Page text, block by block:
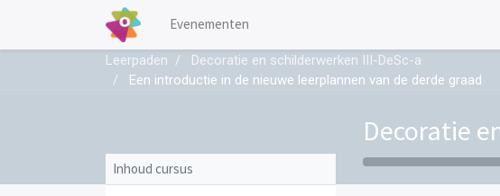
Evenementen
Leerpaden
Decoratie en schilderwerken III-DeSc-a
Een introductie in de nieuwe leerplannen van de derde graad
Decoratie
Inhoud cursus